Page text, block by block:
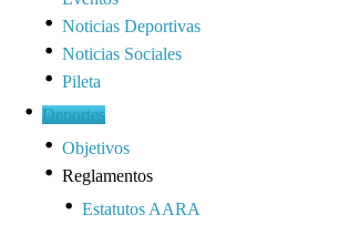
Noticias Deportivas
Noticias Sociales
Pileta
Deportes
Objetivos
Reglamentos
Estatutos AARA